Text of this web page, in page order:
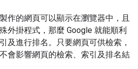
作的網頁可以顯示在瀏覽器中，且
外掛程式，那麼 Google 就能順利
及進行排名。只要網頁可供檢索，
會影響網頁的檢索、索引及排名結